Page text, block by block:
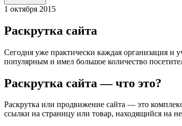
1 октября 2015
Раскрутка сайта
Сегодня уже практически каждая организация и
популярным и имел большое количество
Раскрутка сайта — что это?
Раскрутка или продвижение сайта — это
ссылки на страницу или товар, находящийся на